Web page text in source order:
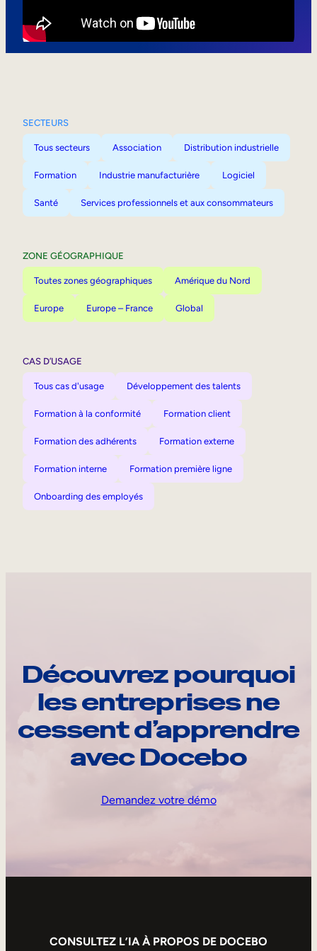
SECTEURS
Tous secteurs Association Distribution industrielle
Formation Industrie manufacturière Logiciel
Santé Services professionnels et aux consommateurs
ZONE GÉOGRAPHIQUE
Toutes zones géographiques Amérique du Nord
Europe Europe – France Global
CAS D’USAGE
Tous cas d'usage Développement des talents
Formation à la conformité Formation client
Formation des adhérents Formation externe
Formation interne Formation première ligne
Onboarding des employés
Découvrez pourquoi
les entreprises ne
cessent d’apprendre
avec Docebo
Demandez votre démo
CONSULTEZ L’IA À PROPOS DE DOCEBO